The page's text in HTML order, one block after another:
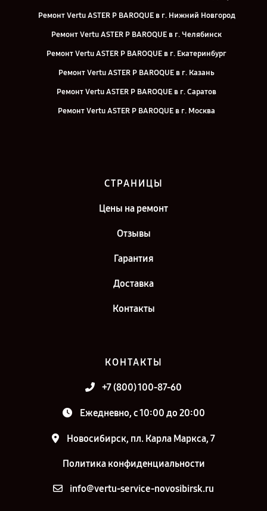
Ремонт Vertu ASTER P BAROQUE в г. Нижний Новгород
Ремонт Vertu ASTER P BAROQUE в г. Челябинск
Ремонт Vertu ASTER P BAROQUE в г. Екатеринбург
Ремонт Vertu ASTER P BAROQUE в г. Казань
Ремонт Vertu ASTER P BAROQUE в г. Саратов
Ремонт Vertu ASTER P BAROQUE в г. Москва
СТРАНИЦЫ
Цены на ремонт
Отзывы
Гарантия
Доставка
Контакты
КОНТАКТЫ
+7 (800) 100-87-60
Ежедневно, с 10:00 до 20:00
Новосибирск, пл. Карла Маркса, 7
Политика конфиденциальности
info@vertu-service-novosibirsk.ru